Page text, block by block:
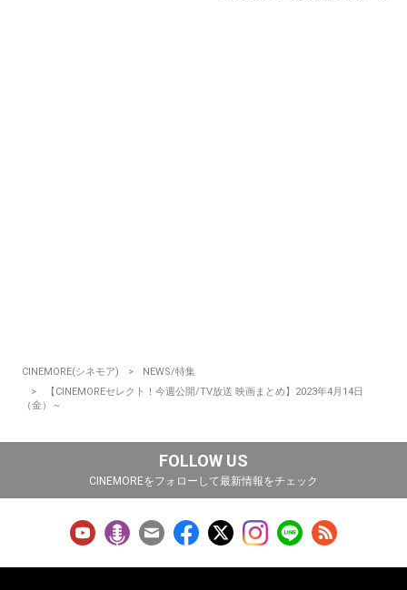
CINEMORE(シネモア)
NEWS/特集
【CINEMOREセレクト！今週公開/TV放送 映画まとめ】2023年4月14日
（金）～
FOLLOW US
CINEMOREをフォローして最新情報をチェック